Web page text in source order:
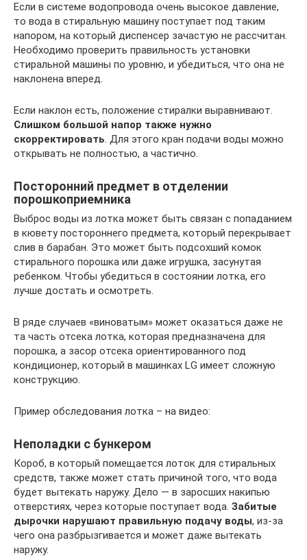
Если в системе водопровода очень высокое давление,
то вода в стиральную машину поступает под таким
напором, на который диспенсер зачастую не рассчитан.
Необходимо проверить правильность установки
стиральной машины по уровню, и убедиться, что она не
наклонена вперед.
Если наклон есть, положение стиралки выравнивают.
Слишком большой напор также нужно
скорректировать. Для этого кран подачи воды можно
открывать не полностью, а частично.
Посторонний предмет в отделении
порошкоприемника
Выброс воды из лотка может быть связан с попаданием
в кювету постороннего предмета, который перекрывает
слив в барабан. Это может быть подсохший комок
стирального порошка или даже игрушка, засунутая
ребенком. Чтобы убедиться в состоянии лотка, его
лучше достать и осмотреть.
В ряде случаев «виноватым» может оказаться даже не
та часть отсека лотка, которая предназначена для
порошка, а засор отсека ориентированного под
кондиционер, который в машинках LG имеет сложную
конструкцию.
Пример обследования лотка – на видео:
Неполадки с бункером
Короб, в который помещается лоток для стиральных
средств, также может стать причиной того, что вода
будет вытекать наружу. Дело — в заросших накипью
отверстиях, через которые поступает вода. Забитые
дырочки нарушают правильную подачу воды, из-за
чего она разбрызгивается и может даже вытекать
наружу.